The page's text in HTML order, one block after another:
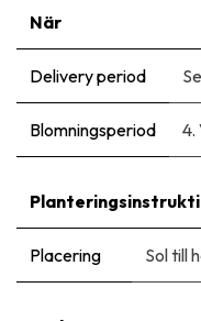
När
Delivery period
Blomningsperiod 4.
Placering Sol till